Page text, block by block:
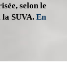
selon le
SUVA. En